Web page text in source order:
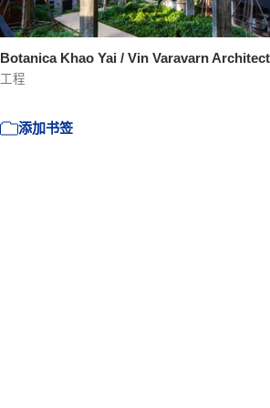
Botanica Khao Yai / Vin Varavarn
工程
添加书签